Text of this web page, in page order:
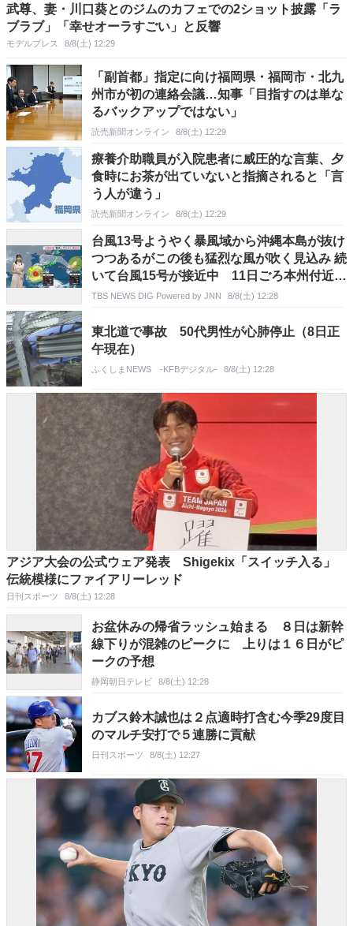
武尊、妻・川口葵とのジムのカフェでの2ショット披露「ラ
ブラブ」「幸せオーラすごい」と反響
モデルプレス 8/8(土) 12:29
「副首都」指定に向け福岡県・福岡市・北九
州市が初の連絡会議…知事「目指すのは単な
るバックアップではない」
読売新聞オンライン 8/8(土) 12:29
療養介助職員が入院患者に威圧的な言葉、夕
食時にお茶が出ていないと指摘されると「言
う人が違う」
読売新聞オンライン 8/8(土) 12:29
台風13号ようやく暴風域から沖縄本島が抜け
つつあるがこの後も猛烈な風が吹く見込み 続
いて台風15号が接近中 11日ごろ本州付近に
近づく予想
TBS NEWS DIG Powered by JNN 8/8(土) 12:28
東北道で事故 50代男性が心肺停止（8日正
午現在）
ふくしまNEWS -KFBデジタル- 8/8(土) 12:28
アジア大会の公式ウェア発表 Shigekix「スイッチ入る」
伝統模様にファイアリーレッド
日刊スポーツ 8/8(土) 12:28
お盆休みの帰省ラッシュ始まる ８日は新幹
線下りが混雑のピークに 上りは１６日がピ
ークの予想
静岡朝日テレビ 8/8(土) 12:28
カブス鈴木誠也は２点適時打含む今季29度目
のマルチ安打で５連勝に貢献
日刊スポーツ 8/8(土) 12:27